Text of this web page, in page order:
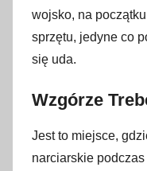
wojsko, na
sprzętu, jedyne co
się uda.
Wzgórze
Jest to miejsce,
narciarskie